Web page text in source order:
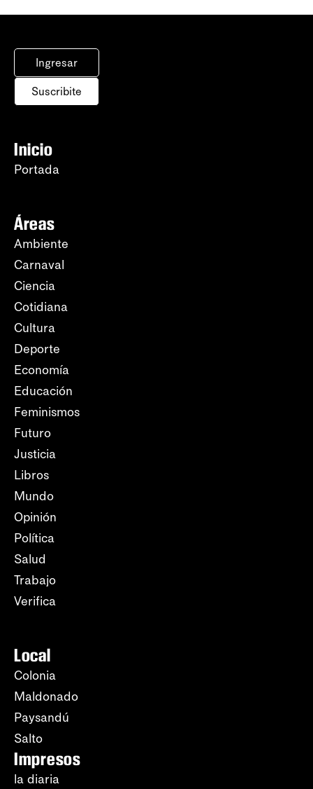
Ingresar
Suscribite
Inicio
Portada
Áreas
Ambiente
Carnaval
Ciencia
Cotidiana
Cultura
Deporte
Economía
Educación
Feminismos
Futuro
Justicia
Libros
Mundo
Opinión
Política
Salud
Trabajo
Verifica
Local
Colonia
Maldonado
Paysandú
Salto
Impresos
la diaria